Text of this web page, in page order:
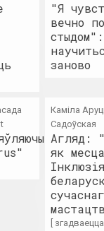
an angelico
група, дуэт
мастачка, актрыса
Міхаіл
мастак, фатограў,
Анатоль
мастак, выкладчык
"Я
вечно
заново
Каміла
Садоўская
Агляд:
як
[ згадваецца ]